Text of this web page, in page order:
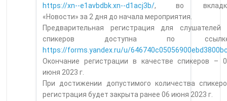
https://xn--e1avbdbk.xn--d1acj3b/, во
«Новости» за 2 дня до начала мероприятия.
Предварительная регистрация для слушателей
спикеров доступна по
https://forms.yandex.ru/u/
Окончание регистрации в качестве спикеров –
июня 2023 г.
При достижении допустимого количества
регистрация будет закрыта ранее 06 июня 2023 г.